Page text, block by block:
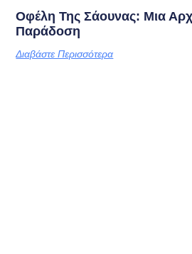
Οφέλη Της Σάουνας: Μια
Παράδοση
Διαβάστε Περισσότερα